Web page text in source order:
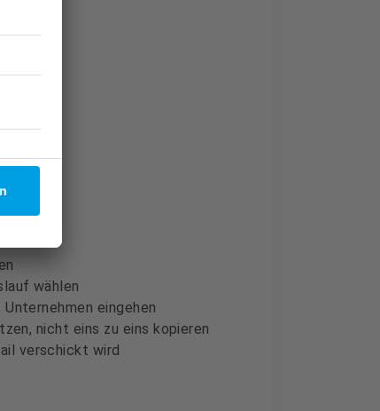
Kurs)
wählen
eingehen
nicht eins zu eins kopieren
verschickt wird